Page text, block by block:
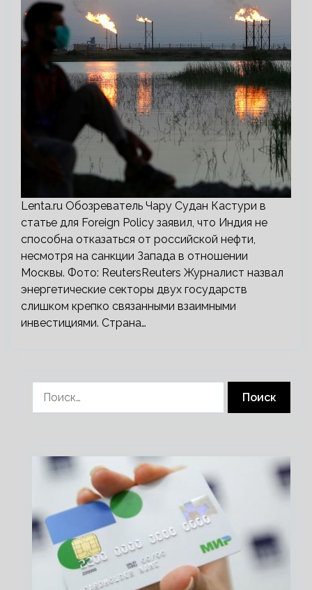
Lenta.ru Обозреватель Чару Судан Кастури в
статье для Foreign Policy заявил, что Индия не
способна отказаться от российской нефти,
несмотря на санкции Запада в отношении
Москвы. Фото: ReutersReuters Журналист назвал
энергетические секторы двух государств
слишком крепко связанными взаимными
инвестициями. Страна…